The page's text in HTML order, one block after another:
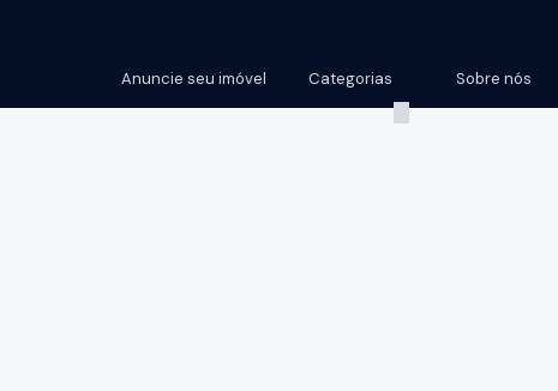
Sobre nós
Categorias
Anuncie seu imóvel